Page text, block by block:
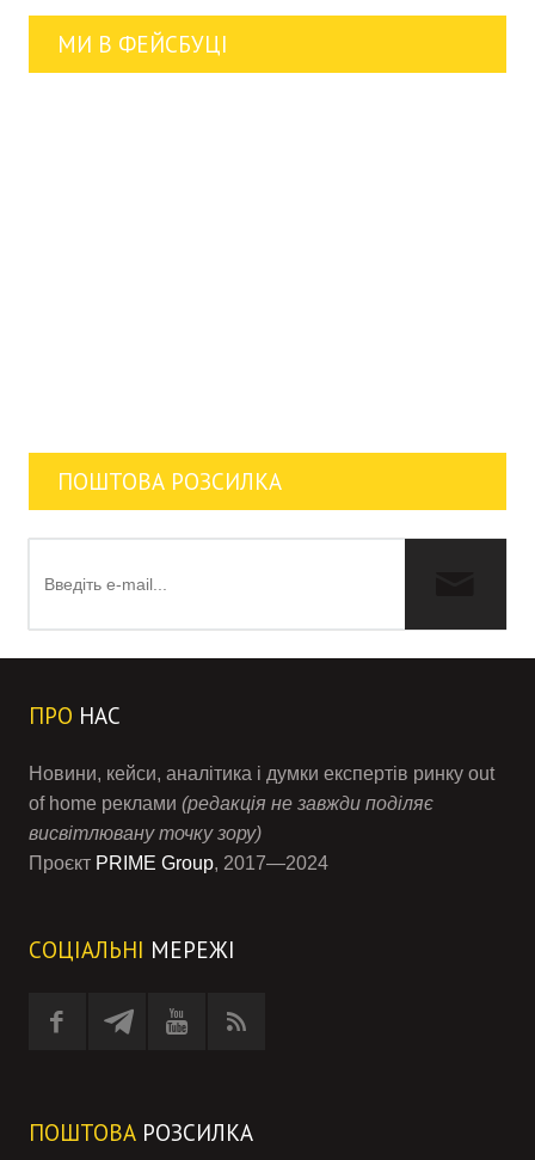
МИ В ФЕЙСБУЦІ
ПОШТОВА РОЗСИЛКА
ПРО НАС
Новини, кейси, аналітика і думки експертів ринку out
of home реклами (редакція не завжди поділяє
висвітлювану точку зору)
Проєкт PRIME Group, 2017—2024
СОЦІАЛЬНІ МЕРЕЖІ
ПОШТОВА РОЗСИЛКА